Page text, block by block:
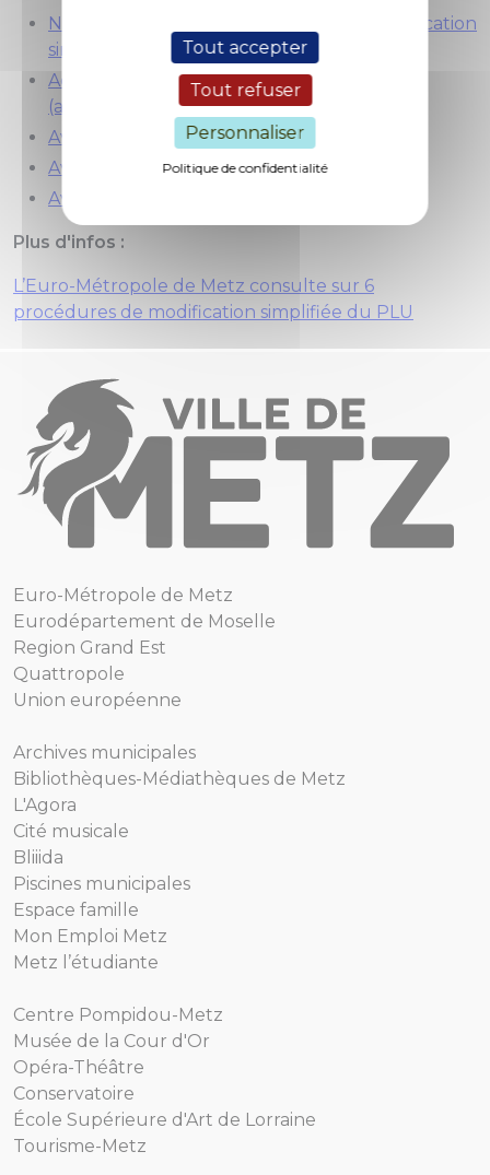
Tout accepter
Tout refuser
Personnaliser
Politique de confidentialité
Notice de présentation du projet de modification
simplifiée n°7 du PLU de Metz
Actes d'administratifs relatifs à la procédure
(arrêté, délibérations)
Avis des personnes publiques associées
Avis de la MRAe
Avis au public
Plus d'infos :
L’Euro-Métropole de Metz consulte sur 6
procédures de modification simplifiée du PLU
Euro-Métropole de Metz
Eurodépartement de Moselle
Region Grand Est
Quattropole
Union européenne
Archives municipales
Bibliothèques-Médiathèques de Metz
L'Agora
Cité musicale
Bliiida
Piscines municipales
Espace famille
Mon Emploi Metz
Metz l’étudiante
Centre Pompidou-Metz
Musée de la Cour d'Or
Opéra-Théâtre
Conservatoire
École Supérieure d'Art de Lorraine
Tourisme-Metz